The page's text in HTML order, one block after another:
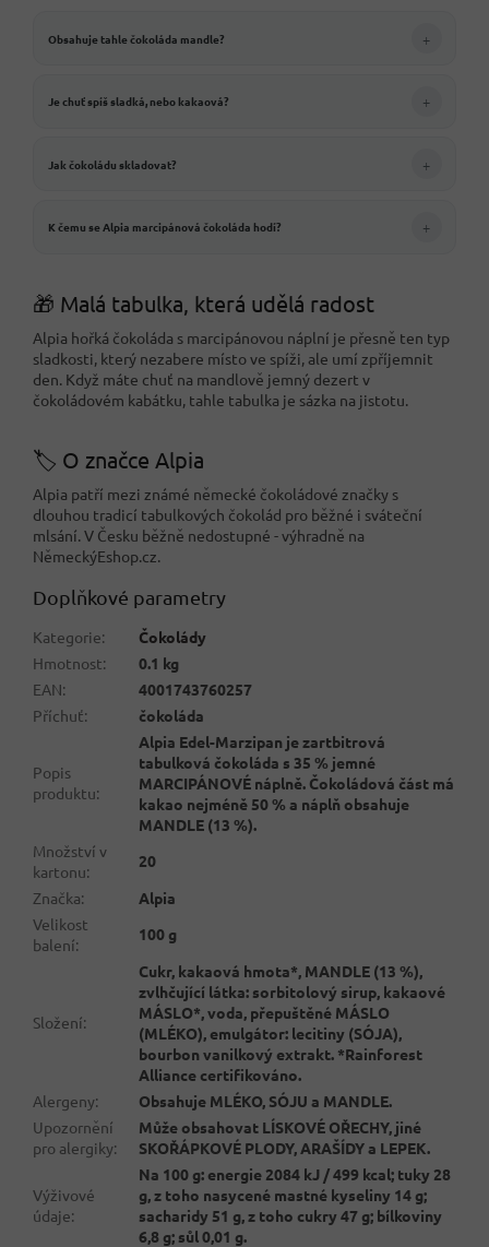
Obsahuje tahle čokoláda mandle? +
Je chuť spíš sladká, nebo kakaová? +
Jak čokoládu skladovat? +
K čemu se Alpia marcipánová čokoláda hodí? +
🎁 Malá tabulka, která udělá radost
Alpia hořká čokoláda s marcipánovou náplní je přesně ten typ
sladkosti, který nezabere místo ve spíži, ale umí zpříjemnit
den. Když máte chuť na mandlově jemný dezert v
čokoládovém kabátku, tahle tabulka je sázka na jistotu.
🏷️ O značce Alpia
Alpia patří mezi známé německé čokoládové značky s
dlouhou tradicí tabulkových čokolád pro běžné i sváteční
mlsání. V Česku běžně nedostupné - výhradně na
NěmeckýEshop.cz.
Doplňkové parametry
Kategorie:
Čokolády
Hmotnost:
0.1 kg
EAN:
4001743760257
Příchuť: čokoláda
Popis
produktu:
Alpia Edel-Marzipan je zartbitrová
tabulková čokoláda s 35 % jemné
MARCIPÁNOVÉ náplně. Čokoládová část má
kakao nejméně 50 % a náplň obsahuje
MANDLE (13 %).
Množství v
kartonu:
20
Značka:
Alpia
Velikost
balení:
100 g
Složení:
Cukr, kakaová hmota*, MANDLE (13 %),
zvlhčující látka: sorbitolový sirup, kakaové
MÁSLO*, voda, přepuštěné MÁSLO
(MLÉKO), emulgátor: lecitiny (SÓJA),
bourbon vanilkový extrakt. *Rainforest
Alliance certifikováno.
Alergeny:
Obsahuje MLÉKO, SÓJU a MANDLE.
Upozornění
pro alergiky:
Může obsahovat LÍSKOVÉ OŘECHY, jiné
SKOŘÁPKOVÉ PLODY, ARAŠÍDY a LEPEK.
Výživové
údaje:
Na 100 g: energie 2084 kJ / 499 kcal; tuky 28
g, z toho nasycené mastné kyseliny 14 g;
sacharidy 51 g, z toho cukry 47 g; bílkoviny
6,8 g; sůl 0,01 g.